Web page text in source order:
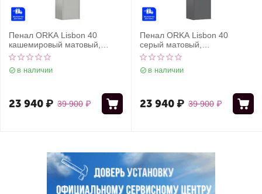
Пенал ORKA Lisbon 40
кашемировый матовый,
универсальный
в наличии
39 900 ₽
23 940₽
Пенал ORKA Lisbon 40
серый матовый,
универсальный
в наличии
39 900 ₽
23 940₽